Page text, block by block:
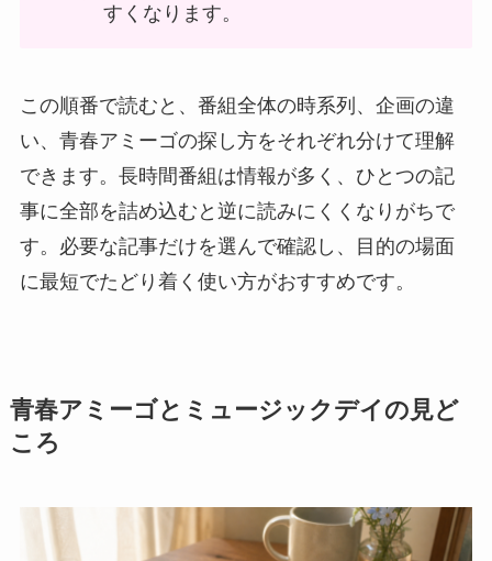
すくなります。
この順番で読むと、番組全体の時系列、企画の違
い、青春アミーゴの探し方をそれぞれ分けて理解
できます。長時間番組は情報が多く、ひとつの記
事に全部を詰め込むと逆に読みにくくなりがちで
す。必要な記事だけを選んで確認し、目的の場面
に最短でたどり着く使い方がおすすめです。
青春アミーゴとミュージックデイの見ど
ころ